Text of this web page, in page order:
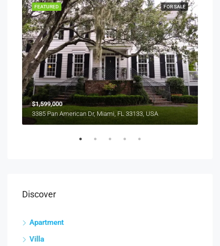
FOR SALE
FEATURED
$1,599,000
3385 Pan American Dr, Miami, FL 33133, USA
Discover
Apartment
Villa